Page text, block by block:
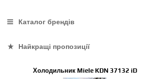
Каталог брендів
Найкращі пропозиції
Холодильник Miele KDN 37132 iD